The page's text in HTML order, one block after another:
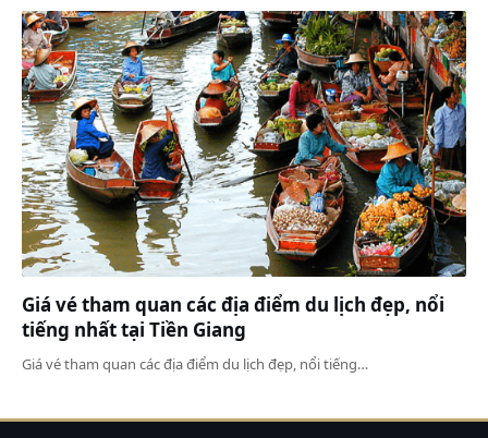
Giá vé tham quan các địa điểm du lịch đẹp, nổi
tiếng nhất tại Tiền Giang
Giá vé tham quan các địa điểm du lịch đẹp, nổi tiếng…